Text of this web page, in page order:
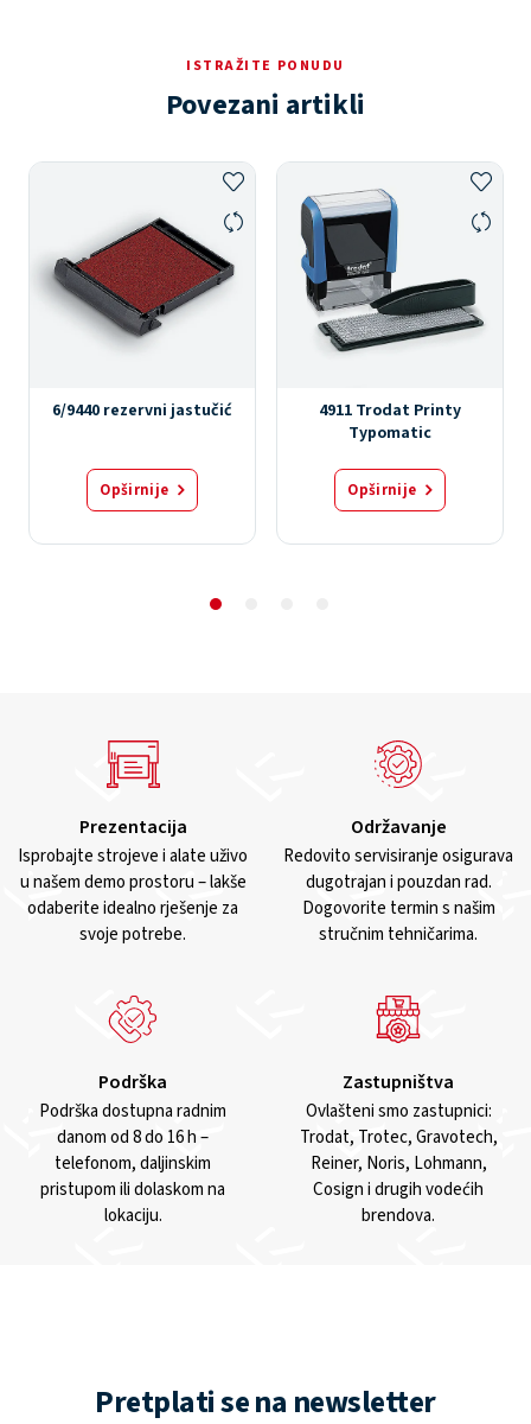
ISTRAŽITE PONUDU
Povezani artikli
6/9440 rezervni jastučić
Opširnije
4911 Trodat Printy
Typomatic
Opširnije
Prezentacija
Isprobajte strojeve i alate uživo
u našem demo prostoru – lakše
odaberite idealno rješenje za
svoje potrebe.
Održavanje
Redovito servisiranje osigurava
dugotrajan i pouzdan rad.
Dogovorite termin s našim
stručnim tehničarima.
Podrška
Podrška dostupna radnim
danom od 8 do 16 h –
telefonom, daljinskim
pristupom ili dolaskom na
lokaciju.
Zastupništva
Ovlašteni smo zastupnici:
Trodat, Trotec, Gravotech,
Reiner, Noris, Lohmann,
Cosign i drugih vodećih
brendova.
Pretplati se na newsletter